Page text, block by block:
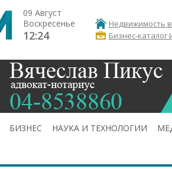
09 Август
Воскресенье
12:24
Недвижимость
Бизнес-каталог
БИЗНЕС НАУКА И ТЕХНОЛОГИИ